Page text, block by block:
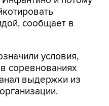
сообщает в
условия,
соревнованиях
выдержки из